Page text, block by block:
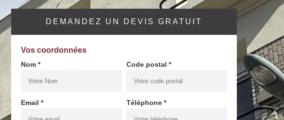
DEMANDEZ UN DEVIS GRATUIT
Vos coordonnées
Nom * Code postal *
Email * Téléphone *